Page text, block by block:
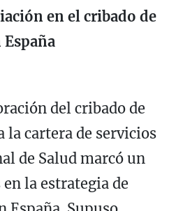
en el cribado de
del cribado de
la cartera de servicios
de Salud marcó un
la estrategia de